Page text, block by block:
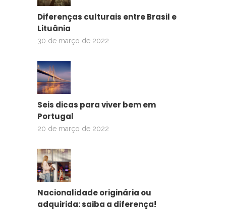
Diferenças culturais entre Brasil e
Lituânia
30 de março de 2022
Seis dicas para viver bem em
Portugal
20 de março de 2022
Nacionalidade originária ou
adquirida: saiba a diferença!